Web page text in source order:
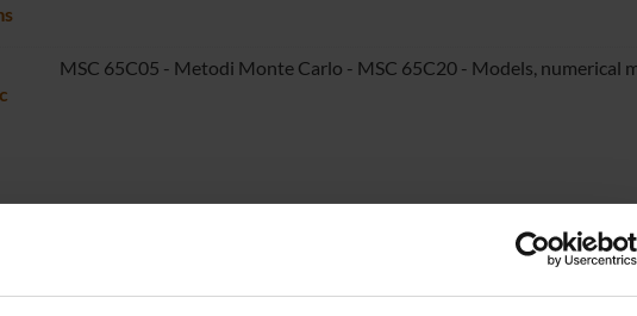
MSC 65C05 - Metodi Monte Carlo - MSC 65C20 - Models, numerical